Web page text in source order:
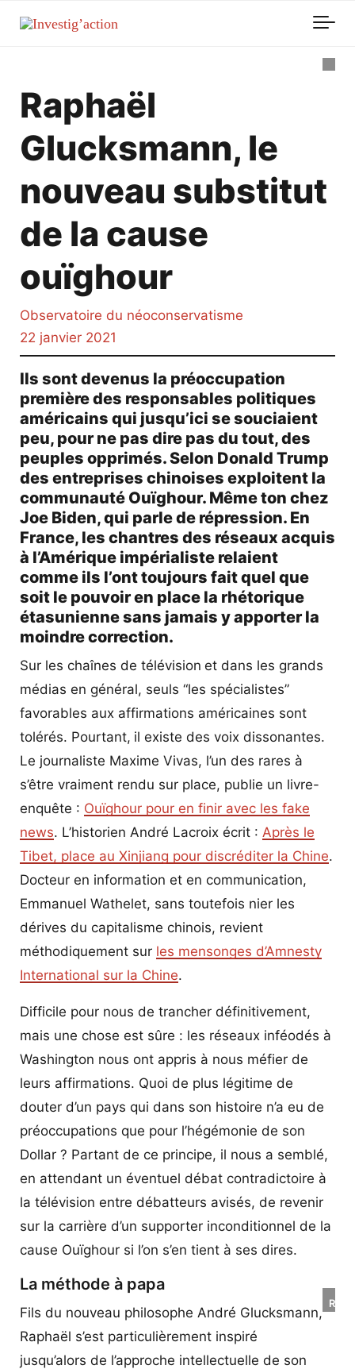
Raphaël
Glucksmann, le
nouveau substitut
de la cause
ouïghour
Observatoire du néoconservatisme
22 janvier 2021
Ils sont devenus la préoccupation
première des responsables politiques
américains qui jusqu’ici se souciaient
peu, pour ne pas dire pas du tout, des
peuples opprimés. Selon Donald Trump
des entreprises chinoises exploitent la
communauté Ouïghour. Même ton chez
Joe Biden, qui parle de répression. En
France, les chantres des réseaux acquis
à l’Amérique impérialiste relaient
comme ils l’ont toujours fait quel que
soit le pouvoir en place la rhétorique
étasunienne sans jamais y apporter la
moindre correction.
Sur les chaînes de télévision et dans les grands
médias en général, seuls “les spécialistes”
favorables aux affirmations américaines sont
tolérés. Pourtant, il existe des voix dissonantes.
Le journaliste Maxime Vivas, l’un des rares à
s’être vraiment rendu sur place, publie un livre-
enquête : Ouïghour pour en finir avec les fake
news. L’historien André Lacroix écrit : Après le
Tibet, place au Xinjiang pour discréditer la Chine.
Docteur en information et en communication,
Emmanuel Wathelet, sans toutefois nier les
dérives du capitalisme chinois, revient
méthodiquement sur les mensonges d’Amnesty
International sur la Chine.
Difficile pour nous de trancher définitivement,
mais une chose est sûre : les réseaux inféodés à
Washington nous ont appris à nous méfier de
leurs affirmations. Quoi de plus légitime de
douter d’un pays qui dans son histoire n’a eu de
préoccupations que pour l’hégémonie de son
Dollar ? Partant de ce principe, il nous a semblé,
en attendant un éventuel débat contradictoire à
la télévision entre débatteurs avisés, de revenir
sur la carrière d’un supporter inconditionnel de la
cause Ouïghour si l’on s’en tient à ses dires.
La méthode à papa
Fils du nouveau philosophe André Glucksmann,
Raphaël s’est particulièrement inspiré
jusqu’alors de l’approche intellectuelle de son